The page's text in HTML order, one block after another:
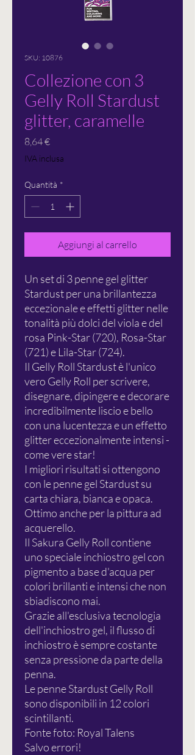
SKU: 10876
Collezione con 3
Gelly Roll Stardust
glitter, caramelle
8,64 €Prezzo
IVA inclusa
Quantità *
Aggiungi al carrello
Un set di 3 penne gel glitter
Stardust per una brillantezza
eccezionale e effetti glitter nelle
tonalità più dolci del viola e del
rosa Pink-Star (720), Rosa-Star
(721) e Lila-Star (724).
Il Gelly Roll Stardust è l'unico
vero Gelly Roll per scrivere,
disegnare, dipingere e decorare
incredibilmente liscio e bello
con una lucentezza e un effetto
glitter eccezionalmente intensi -
come vere star!
I migliori risultati si ottengono
con le penne gel Stardust su
carta chiara, bianca e opaca.
Ottimo anche per la pittura ad
acquerello.
Il Sakura Gelly Roll contiene
uno speciale inchiostro gel con
pigmento a base d'acqua per
colori brillanti e intensi che non
sbiadiscono mai.
Grazie all'esclusiva tecnologia
dell'inchiostro gel, il flusso di
inchiostro è sempre costante
senza pressione da parte della
penna.
Le penne Stardust Gelly Roll
sono disponibili in 12 colori
scintillanti.
Fonte foto: Royal Talens
Salvo errori!